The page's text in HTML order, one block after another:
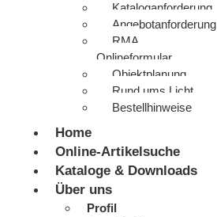
Kataloganforderung
Angebotanforderung
RMA
Onlineformular
Objektplanung
Rund ums Licht
Bestellhinweise
Home
Online-Artikelsuche
Kataloge & Downloads
Über uns
Profil